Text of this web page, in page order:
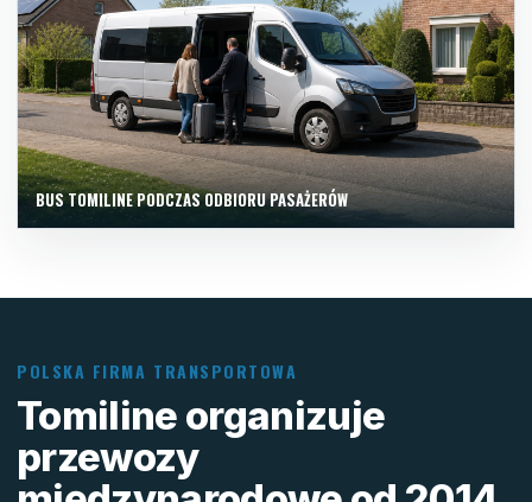
BUS TOMILINE PODCZAS ODBIORU PASAŻERÓW
POLSKA FIRMA TRANSPORTOWA
Tomiline organizuje
przewozy